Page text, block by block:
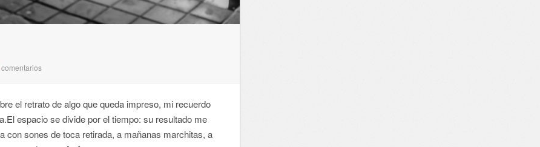
comentarios
el retrato de algo que queda impreso, mi recuerdo
espacio se divide por el tiempo: su resultado me
con sones de toca retirada, a mañanas marchitas, a